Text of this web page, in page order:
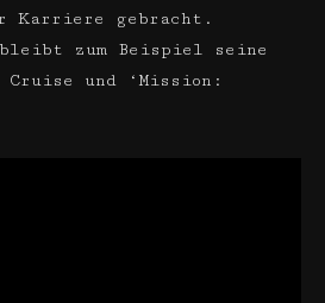
Karriere gebracht.
zum Beispiel seine
Cruise und ‘Mission: